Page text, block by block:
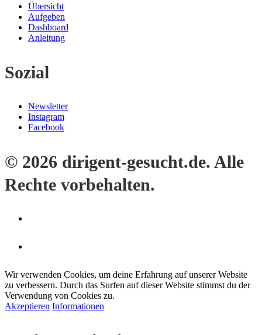
Übersicht
Aufgeben
Dashboard
Anleitung
Sozial
Newsletter
Instagram
Facebook
© 2026 dirigent-gesucht.de. Alle
Rechte vorbehalten.
Wir verwenden Cookies, um deine Erfahrung auf unserer Website
zu verbessern. Durch das Surfen auf dieser Website stimmst du der
Verwendung von Cookies zu.
Akzeptieren Informationen